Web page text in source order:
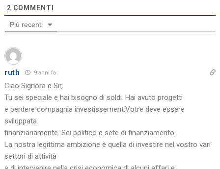
2 COMMENTI
Più recenti
ruth 9 anni fa
Ciao Signora e Sir,
Tu sei speciale e hai bisogno di soldi. Hai avuto progetti
e perdere compagnia investissement.Votre deve essere
sviluppata
finanziariamente. Sei politico e sete di finanziamento.
La nostra legittima ambizione è quella di investire nel vostro vari
settori di attività